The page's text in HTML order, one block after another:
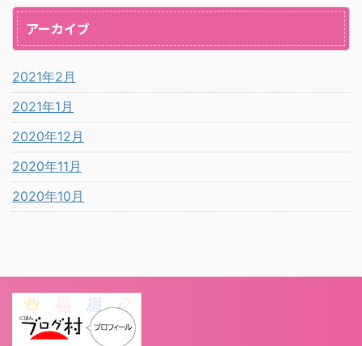
アーカイブ
2021年2月
2021年1月
2020年12月
2020年11月
2020年10月